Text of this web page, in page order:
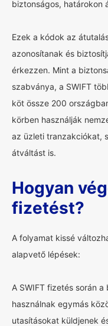
biztonságos, határokon
Ezek a kódok az
azonosítanak és
érkezzen. Mint a
szabványa, a SWIFT
köt össze 200
körben használják
az üzleti tranzakciókat,
átváltást is.
Hogyan
fizetést?
A folyamat kissé
alapvető lépések:
A SWIFT fizetés során
használnak egymás
utasításokat küldjenek